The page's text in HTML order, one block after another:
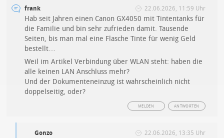
frank 22.06.2026, 11:59 Uhr
Hab seit Jahren einen Canon GX4050 mit Tintentanks für
die Familie und bin sehr zufrieden damit. Tausende
Seiten, bis man mal eine Flasche Tinte für wenig Geld
bestellt…
Weil im Artikel Verbindung über WLAN steht: haben die
alle keinen LAN Anschluss mehr?
Und der Dokumenteneinzug ist wahrscheinlich nicht
doppelseitig, oder?
ANTWORTEN
MELDEN
Gonzo 22.06.2026, 13:35 Uhr